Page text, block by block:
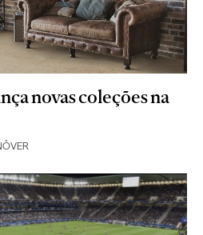
novas coleções na